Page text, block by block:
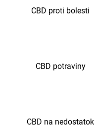
CBD proti bolesti
CBD potraviny
CBD na nedostatok